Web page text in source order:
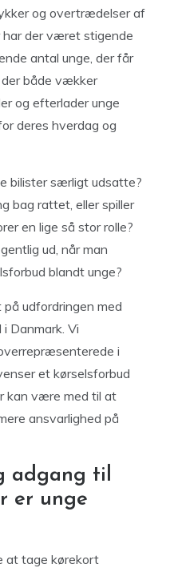
og overtrædelser af
der været stigende
antal unge, der får
både vækker
og efterlader unge
deres hverdag og
bilister særligt udsatte?
bag rattet, eller spiller
en lige så stor rolle?
ud, når man
blandt unge?
udfordringen med
Danmark. Vi
i
et kørselsforbud
kan være med til at
ansvarlighed på
adgang til
er unge
at tage kørekort